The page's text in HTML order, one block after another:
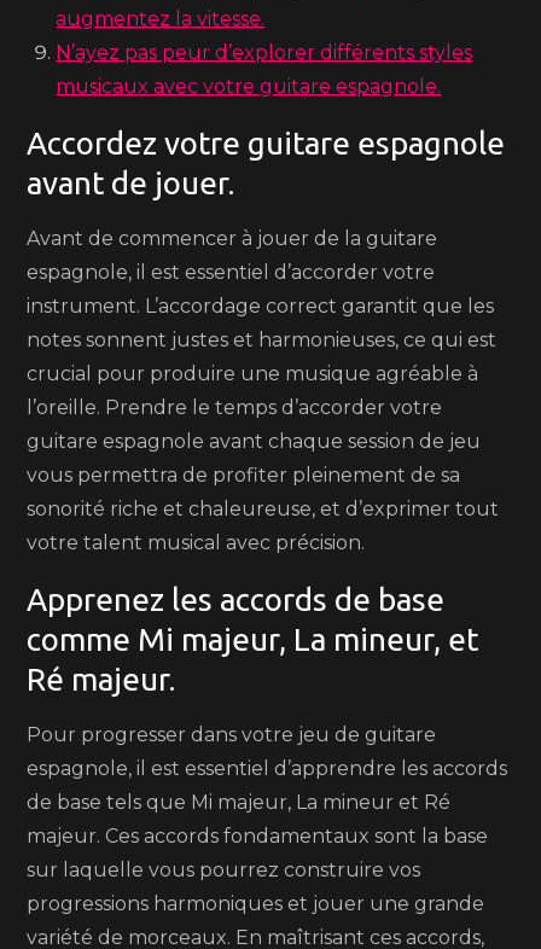
augmentez la vitesse.
N’ayez pas peur d’explorer différents styles
musicaux avec votre guitare espagnole.
Accordez votre guitare espagnole
avant de jouer.
Avant de commencer à jouer de la guitare
espagnole, il est essentiel d’accorder votre
instrument. L’accordage correct garantit que les
notes sonnent justes et harmonieuses, ce qui est
crucial pour produire une musique agréable à
l’oreille. Prendre le temps d’accorder votre
guitare espagnole avant chaque session de jeu
vous permettra de profiter pleinement de sa
sonorité riche et chaleureuse, et d’exprimer tout
votre talent musical avec précision.
Apprenez les accords de base
comme Mi majeur, La mineur, et
Ré majeur.
Pour progresser dans votre jeu de guitare
espagnole, il est essentiel d’apprendre les accords
de base tels que Mi majeur, La mineur et Ré
majeur. Ces accords fondamentaux sont la base
sur laquelle vous pourrez construire vos
progressions harmoniques et jouer une grande
variété de morceaux. En maîtrisant ces accords,